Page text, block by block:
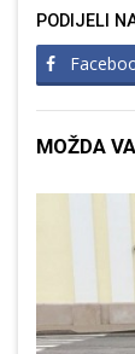
PODIJELI
MOŽDA